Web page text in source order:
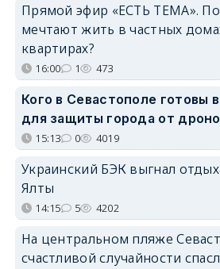
Прямой эфир «ЕСТЬ ТЕМА».
мечтают жить в частных
квартирах?
16:00 1 473
Кого в Севастополе готовы
для защиты города от
15:13 0 4019
Украинский БЭК выгнал
Ялты
14:15 5 4202
На центральном пляже
счастливой случайности